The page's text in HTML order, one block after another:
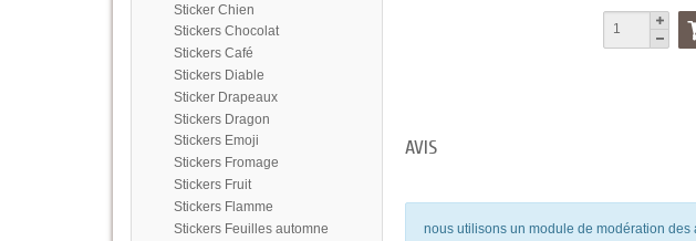
Sticker Chien
Stickers Chocolat
Stickers Café
Stickers Diable
Sticker Drapeaux
Stickers Dragon
Stickers Emoji
Stickers Fromage
Stickers Fruit
Stickers Flamme
Stickers Feuilles automne
AVIS
nous utilisons un module de modération